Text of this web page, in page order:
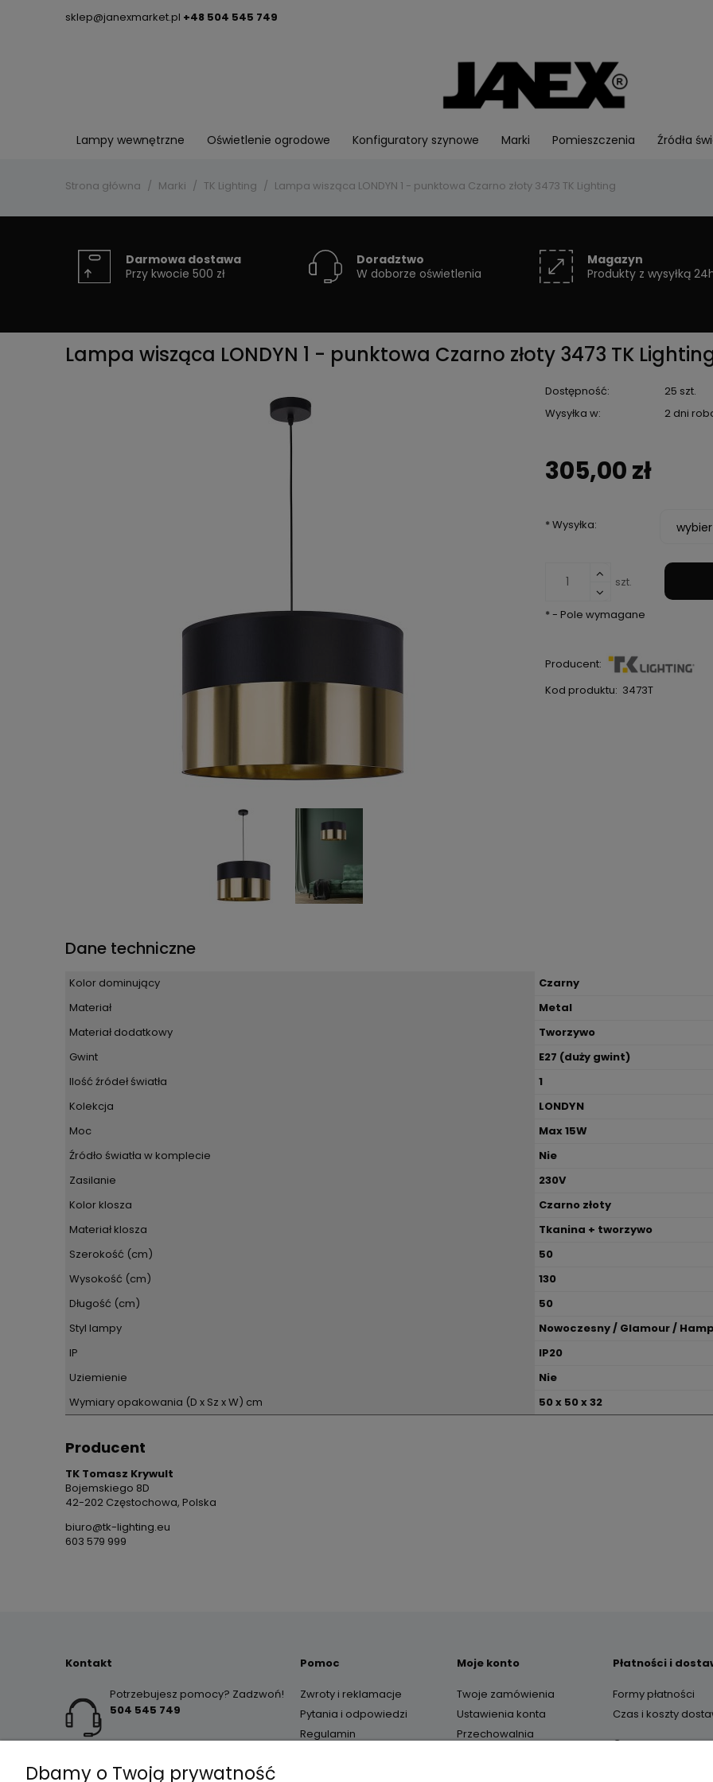
sklep@janexmarket.pl +48 504 545 749
Lampy wewnętrzne Oświetlenie ogrodowe Konfiguratory szynowe Marki Pomieszczenia Źródła
Strona główna Marki TK Lighting Lampa wisząca LONDYN 1 - punktowa Czarno złoty 3473 TK Lighting
Darmowa dostawa
Przy kwocie 500 zł
Doradztwo
W doborze oświetlenia
Magazyn
Produkty z wysyłką
Lampa wisząca LONDYN 1 - punktowa Czarno złoty 3473 TK
Dostępność:
25 szt.
Wysyłka w:
2 dni
305,00 zł
*Wysyłka:
szt.
*- Pole wymagane
Producent:
Kod produktu: 3473T
Dane techniczne
Kolor dominujący
Czarny
Materiał
Metal
Materiał dodatkowy
Tworzywo
Gwint
E27 (duży gwint)
Ilość źródeł światła
1
Kolekcja
LONDYN
Moc
Max 15W
Źródło światła w komplecie
Nie
Zasilanie
230V
Kolor klosza
Czarno złoty
Materiał klosza
Tkanina + tworzywo
Szerokość (cm)
50
Wysokość (cm)
130
Długość (cm)
50
Styl lampy
Nowoczesny / Glamour /
IP
IP20
Uziemienie
Nie
Wymiary opakowania (D x Sz x W) cm
50 x 50 x 32
Producent
TK Tomasz Krywult
Bojemskiego 8D
42-202 Częstochowa, Polska
biuro@tk-lighting.eu
603 579 999
Kontakt
Potrzebujesz pomocy? Zadzwoń!
504 545 749
Pomoc
Zwroty i reklamacje
Pytania i odpowiedzi
Regulamin
Moje konto
Twoje zamówienia
Ustawienia konta
Przechowalnia
Płatności i
Formy płatności
Czas i koszty
O nas
Dbamy o Twoją prywatność